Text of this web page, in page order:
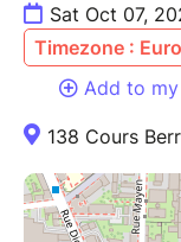
Sat Oct 07,
Timezone :
Add to
138 Cours